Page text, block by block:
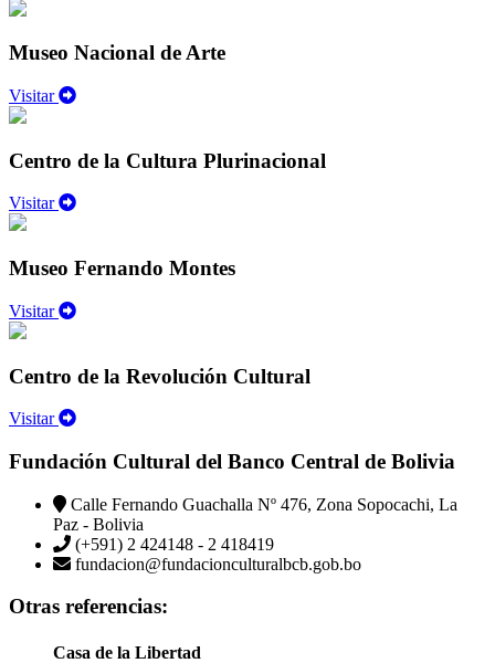
Museo Nacional de Arte
Visitar
Centro de la Cultura Plurinacional
Visitar
Museo Fernando Montes
Visitar
Centro de la Revolución Cultural
Visitar
Fundación Cultural del Banco Central de Bolivia
Calle Fernando Guachalla Nº 476, Zona Sopocachi, La
Paz - Bolivia
(+591) 2 424148 - 2 418419
fundacion@fundacionculturalbcb.gob.bo
Otras referencias:
Casa de la Libertad